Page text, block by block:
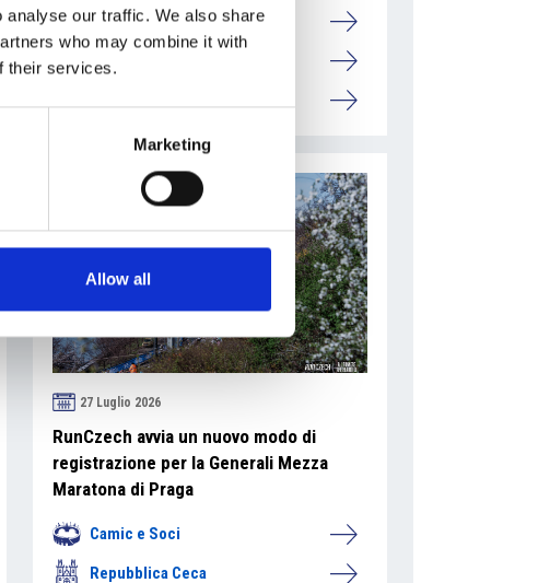
our traffic. We also share
who may combine it with
their services.
Marketing
Allow all
Camic e Soci
Overview Economica
27 Luglio 2026
RunCzech avvia un nuovo modo di
registrazione per la Generali Mezza
Maratona di Praga
Camic e Soci
Repubblica Ceca